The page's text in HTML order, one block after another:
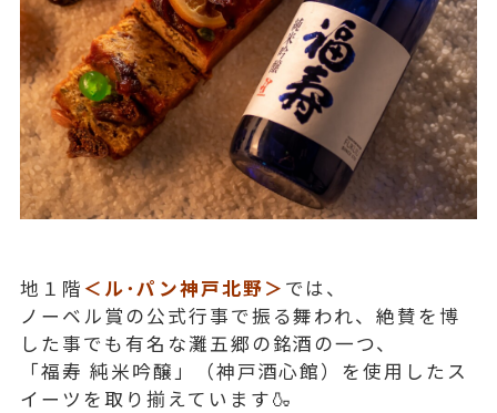
地１階 ＜ル･パン神戸北野＞ では、
ノーベル賞の公式行事で振る舞われ、絶賛を博
した事でも有名な灘五郷の銘酒の一つ、
「福寿 純米吟醸」（神戸酒心館）を使用したス
イーツを取り揃えています🍶